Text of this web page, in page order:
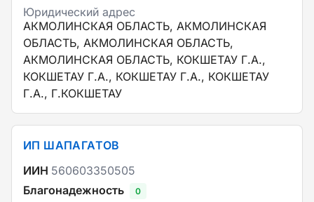
Юридический адрес
АКМОЛИНСКАЯ ОБЛАСТЬ, АКМОЛИНСКАЯ
ОБЛАСТЬ, АКМОЛИНСКАЯ ОБЛАСТЬ,
АКМОЛИНСКАЯ ОБЛАСТЬ, КОКШЕТАУ Г.А.,
КОКШЕТАУ Г.А., КОКШЕТАУ Г.А., КОКШЕТАУ
Г.А., Г.КОКШЕТАУ
ИП ШАПАГАТОВ
ИИН 560603350505
Благонадежность
0